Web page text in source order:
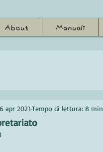
About Manuali
apr 2021 Tempo di lettura: 8 min